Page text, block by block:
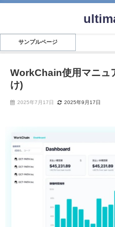
サンプルページ
WorkChain使用マニュ
け)
2025年7月17日 2025年9月17日